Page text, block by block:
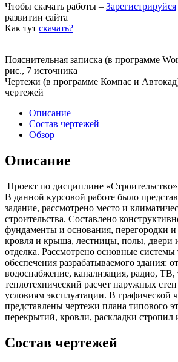
Чтобы скачать работы – Зарегистрируйся
развитии сайта
Как тут скачать?
Пояснительная записка (в программе
рис., 7 источника
Чертежи (в программе Компас и
чертежей
Описание
Состав чертежей
Обзор
Описание
Проект по дисциплине «Строительство»
В данной курсовой работе было
задание, рассмотрено место и
строительства. Составлено
фундаменты и основания, перегородки
кровля и крыша, лестницы, полы, двери
отделка. Рассмотрено основные системы
обеспечения разрабатываемого здания:
водоснабжение, канализация, радио,
теплотехнический расчет наружных
условиям эксплуатации. В графической
представлены чертежи плана типового
перекрытий, кровли, раскладки стропил
Состав чертежей